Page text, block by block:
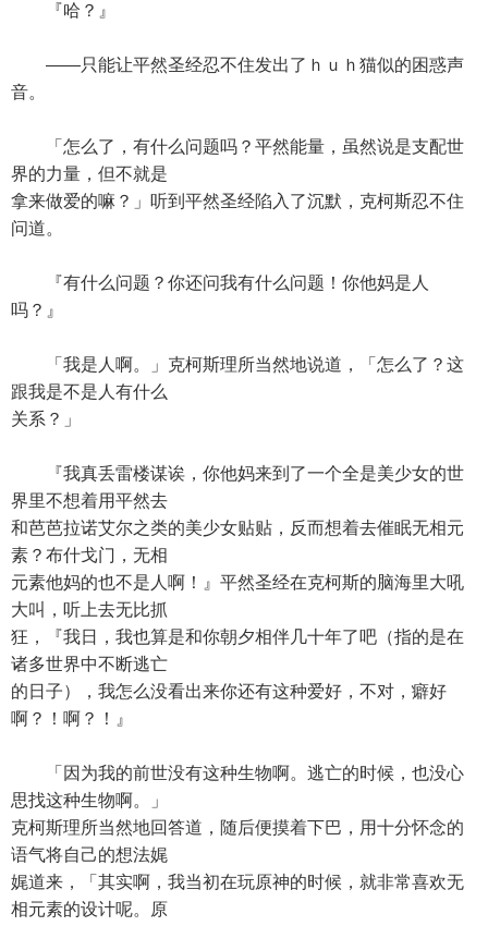
『哈？』
——只能让平然圣经忍不住发出了ｈｕｈ猫似的困惑声
音。
「怎么了，有什么问题吗？平然能量，虽然说是支配世
界的力量，但不就是
拿来做爱的嘛？」听到平然圣经陷入了沉默，克柯斯忍不住
问道。
『有什么问题？你还问我有什么问题！你他妈是人
吗？』
「我是人啊。」克柯斯理所当然地说道，「怎么了？这
跟我是不是人有什么
关系？」
『我真丢雷楼谋诶，你他妈来到了一个全是美少女的世
界里不想着用平然去
和芭芭拉诺艾尔之类的美少女贴贴，反而想着去催眠无相元
素？布什戈门，无相
元素他妈的也不是人啊！』平然圣经在克柯斯的脑海里大吼
大叫，听上去无比抓
狂，『我日，我也算是和你朝夕相伴几十年了吧（指的是在
诸多世界中不断逃亡
的日子），我怎么没看出来你还有这种爱好，不对，癖好
啊？！啊？！』
「因为我的前世没有这种生物啊。逃亡的时候，也没心
思找这种生物啊。」
克柯斯理所当然地回答道，随后便摸着下巴，用十分怀念的
语气将自己的想法娓
娓道来，「其实啊，我当初在玩原神的时候，就非常喜欢无
相元素的设计呢。原